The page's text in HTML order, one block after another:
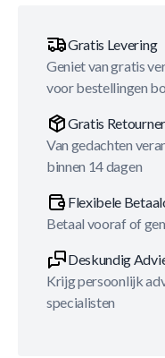
Gratis Levering
Geniet van gratis
voor bestellingen
Gratis
Van gedachten
binnen 14 dagen
Flexibele
Betaal vooraf of
Deskundig
Krijg persoonlijk
specialisten